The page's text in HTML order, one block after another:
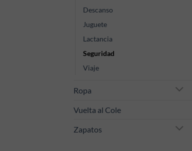
Descanso
Juguete
Lactancia
Seguridad
Viaje
Ropa
Vuelta al Cole
Zapatos